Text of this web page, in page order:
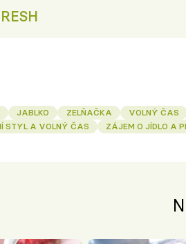
JABLKO ZELŇAČKA VOLNÝ ČAS
STYL A VOLNÝ ČAS ZÁJEM O JÍDLO A